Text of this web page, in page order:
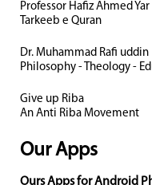
Professor Hafiz Ahmed Yar
Tarkeeb e Quran
Dr. Muhammad Rafi uddin
Philosophy - Theology -
Give up Riba
An Anti Riba Movement
Our Apps
Ours Apps for Android